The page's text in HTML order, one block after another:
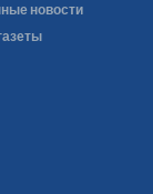
новости